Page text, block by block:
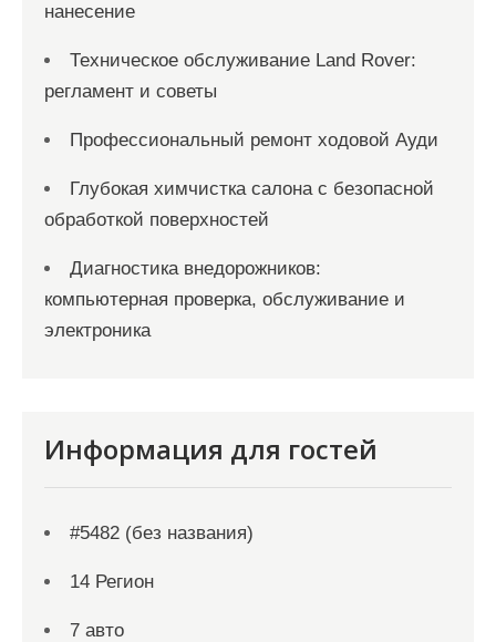
нанесение
Техническое обслуживание Land Rover:
регламент и советы
Профессиональный ремонт ходовой Ауди
Глубокая химчистка салона с безопасной
обработкой поверхностей
Диагностика внедорожников:
компьютерная проверка, обслуживание и
электроника
Информация для гостей
#5482 (без названия)
14 Регион
7 авто